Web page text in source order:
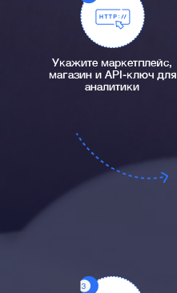
Укажите маркетплейс,
магазин и API-ключ для
аналитики